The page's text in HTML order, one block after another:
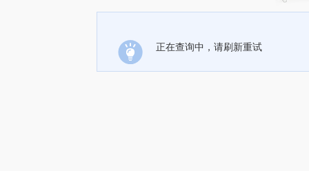
正在查询中，请刷新重试